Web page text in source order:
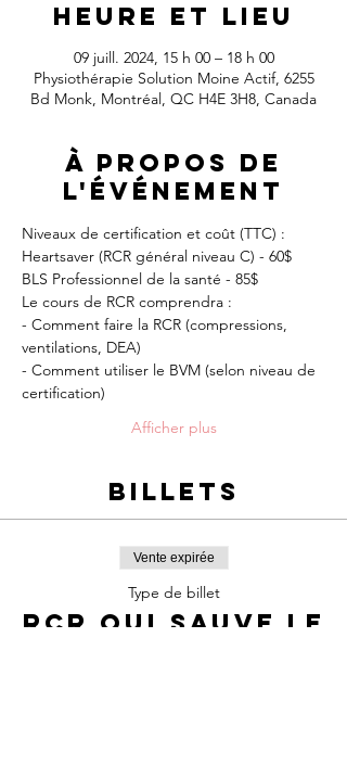
Heure et lieu
09 juill. 2024, 15 h 00 – 18 h 00
Physiothérapie Solution Moine Actif, 6255
Bd Monk, Montréal, QC H4E 3H8, Canada
À propos de
l'événement
Niveaux de certification et coût (TTC) :
Heartsaver (RCR général niveau C) - 60$
BLS Professionnel de la santé - 85$
Le cours de RCR comprendra :
- Comment faire la RCR (compressions,
ventilations, DEA)
- Comment utiliser le BVM (selon niveau de
certification)
Afficher plus
Billets
Vente expirée
Type de billet
RCR qui sauve le